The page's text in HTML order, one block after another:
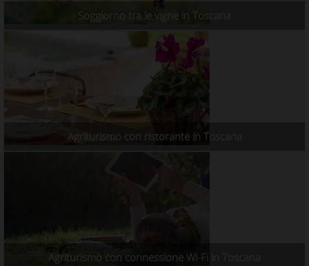
Soggiorno tra le vigne in Toscana
Agriturismo con ristorante in Toscana
Agriturismo con connessione Wi-Fi in Toscana